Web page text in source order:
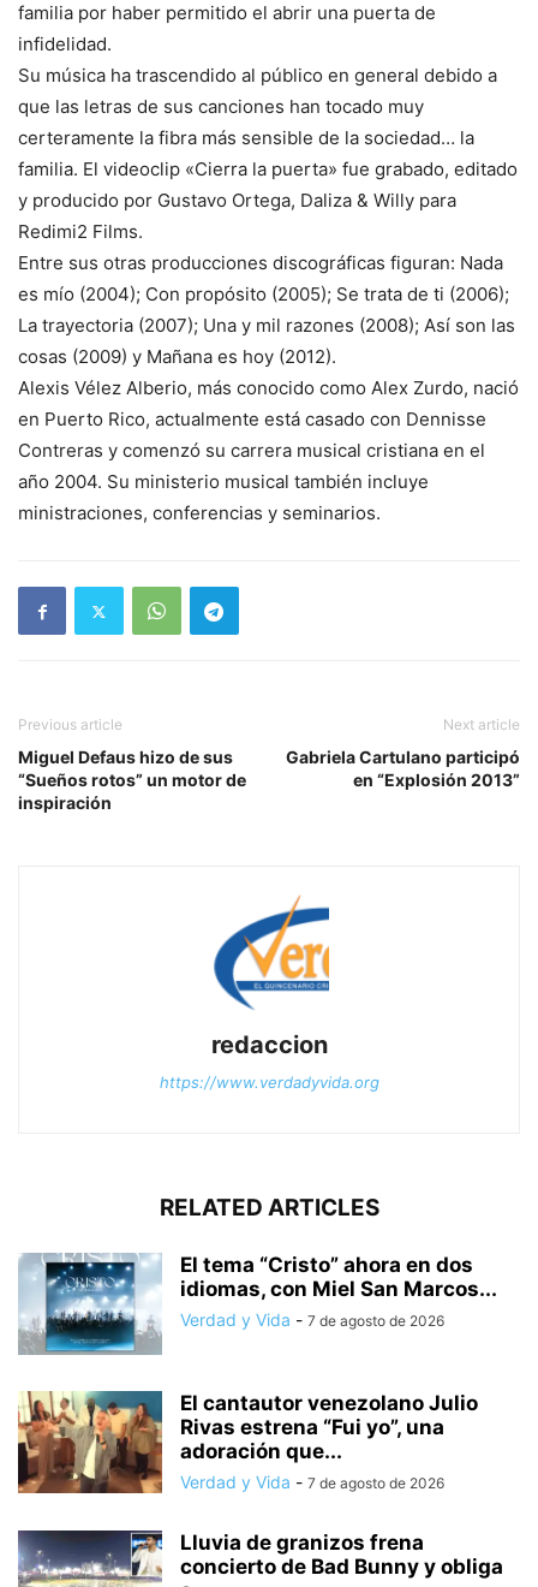
familia por haber permitido el abrir una puerta de
infidelidad.
Su música ha trascendido al público en general debido a
que las letras de sus canciones han tocado muy
certeramente la fibra más sensible de la sociedad… la
familia. El videoclip «Cierra la puerta» fue grabado, editado
y producido por Gustavo Ortega, Daliza & Willy para
Redimi2 Films.
Entre sus otras producciones discográficas figuran: Nada
es mío (2004); Con propósito (2005); Se trata de ti (2006);
La trayectoria (2007); Una y mil razones (2008); Así son las
cosas (2009) y Mañana es hoy (2012).
Alexis Vélez Alberio, más conocido como Alex Zurdo, nació
en Puerto Rico, actualmente está casado con Dennisse
Contreras y comenzó su carrera musical cristiana en el
año 2004. Su ministerio musical también incluye
ministraciones, conferencias y seminarios.
Previous article
Miguel Defaus hizo de sus
“Sueños rotos” un motor de
inspiración
Next article
Gabriela Cartulano participó
en “Explosión 2013”
redaccion
https://www.verdadyvida.org
RELATED ARTICLES
El tema “Cristo” ahora en dos
idiomas, con Miel San Marcos...
Verdad y Vida - 7 de agosto de 2026
El cantautor venezolano Julio
Rivas estrena “Fui yo”, una
adoración que...
Verdad y Vida - 7 de agosto de 2026
Lluvia de granizos frena
concierto de Bad Bunny y obliga